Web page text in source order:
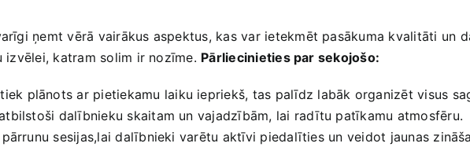
ņemt vērā vairākus aspektus, kas var ietekmēt pasākuma kvalitāti ⁣un
katram solim ir nozīme. Pārliecinieties par sekojošo:
plānots ar pietiekamu laiku iepriekš, tas palīdz labāk organizēt visus
dalībnieku skaitam un vajadzībām, lai radītu patīkamu atmosfēru.
sesijas,lai dalībnieki varētu aktīvi piedalīties un veidot jaunas